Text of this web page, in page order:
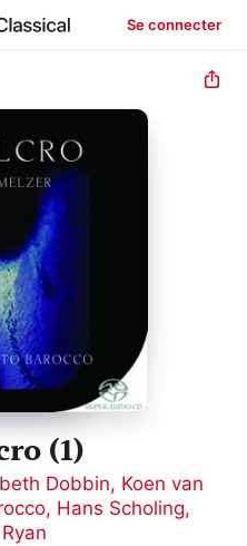
Se connecter
(1)
Dobbin, Koen van
, Hans Scholing,